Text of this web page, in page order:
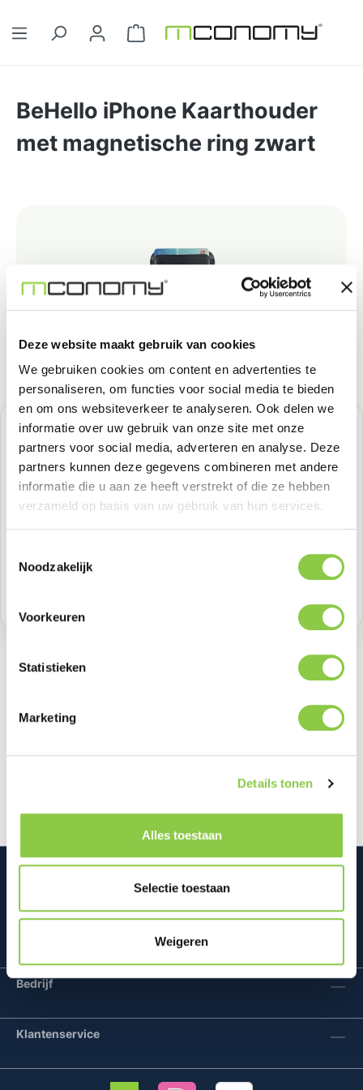
Deze website maakt gebruik van cookies
We gebruiken cookies om content en advertenties te
personaliseren, om functies voor social media te bieden
en om ons websiteverkeer te analyseren. Ook delen we
informatie over uw gebruik van onze site met onze
partners voor social media, adverteren en analyse. Deze
partners kunnen deze gegevens combineren met andere
informatie die u aan ze heeft verstrekt of die ze hebben
verzameld op basis van uw gebruik van hun services.
Noodzakelijk
Voorkeuren
Statistieken
Marketing
Details tonen
Alles toestaan
Selectie toestaan
Weigeren
Winkelwagentje bevat 0 artikelen.
BeHello iPhone Kaarthouder
met magnetische ring zwart
Normale prijs:
€ 12,39
Prijzen excl. BTW
Producthoeveelheid: Voer de
Productnummer:
Beschrijving
je belangrijkste pasjes binnen handbereik, of het nu
Mconomy BV
Bedrijf
Klantenservice